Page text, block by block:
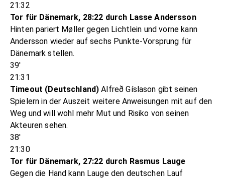
21:32
Tor für Dänemark, 28:22 durch Lasse Andersson
Hinten pariert Møller gegen Lichtlein und vorne kann
Andersson wieder auf sechs Punkte-Vorsprung für
Dänemark stellen.
39'
21:31
Timeout (Deutschland) Alfreð Gíslason gibt seinen
Spielern in der Auszeit weitere Anweisungen mit auf den
Weg und will wohl mehr Mut und Risiko von seinen
Akteuren sehen.
38'
21:30
Tor für Dänemark, 27:22 durch Rasmus Lauge
Gegen die Hand kann Lauge den deutschen Lauf